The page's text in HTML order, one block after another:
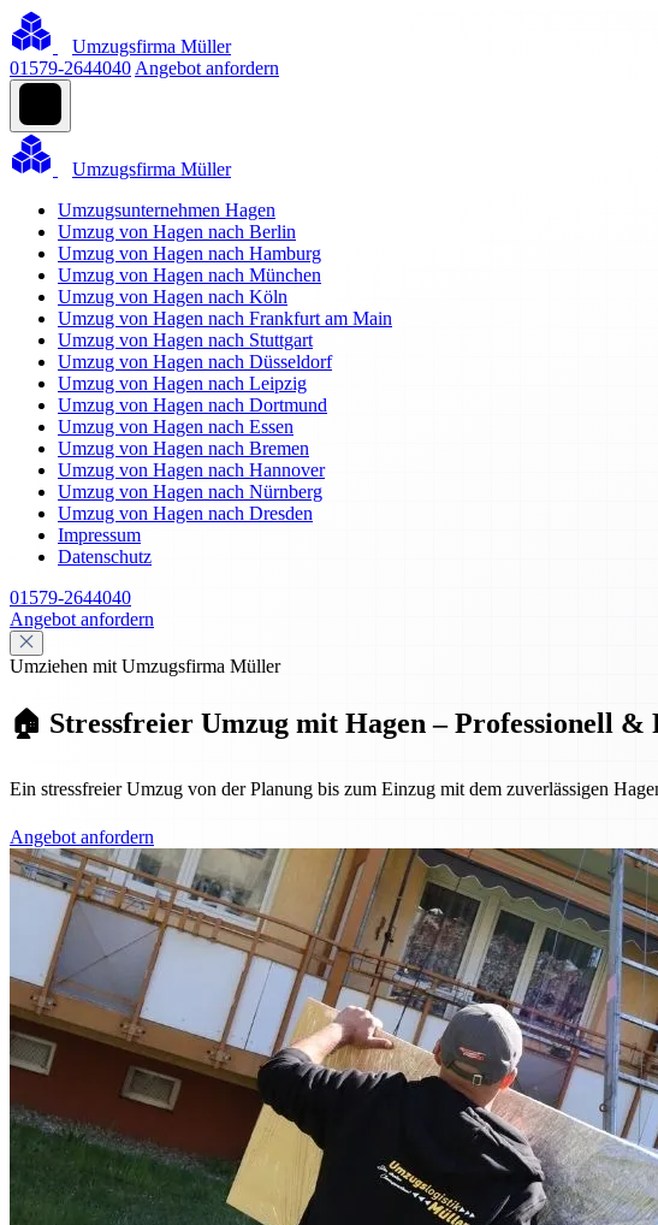
Umzugsfirma Müller
01579-2644040 Angebot anfordern
Umzugsfirma Müller
Umzugsunternehmen Hagen
Umzug von Hagen nach Berlin
Umzug von Hagen nach Hamburg
Umzug von Hagen nach München
Umzug von Hagen nach Köln
Umzug von Hagen nach Frankfurt am Main
Umzug von Hagen nach Stuttgart
Umzug von Hagen nach Düsseldorf
Umzug von Hagen nach Leipzig
Umzug von Hagen nach Dortmund
Umzug von Hagen nach Essen
Umzug von Hagen nach Bremen
Umzug von Hagen nach Hannover
Umzug von Hagen nach Nürnberg
Umzug von Hagen nach Dresden
Impressum
Datenschutz
01579-2644040
Angebot anfordern
Umziehen mit Umzugsfirma Müller
🏠 Stressfreier Umzug mit Hagen – Professionell &
Ein stressfreier Umzug von der Planung bis zum Einzug mit dem zuverlässigen
Angebot anfordern